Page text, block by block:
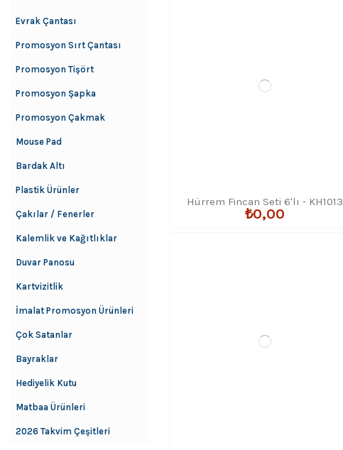
Toptan Sipariş ve Fiyat Bilgisi
Hürrem Fincan Seti 6'lı - KH1013
₺0,00
Evrak Çantası
Promosyon Sırt Çantası
Promosyon Tişört
Promosyon Şapka
Promosyon Çakmak
Mouse Pad
Bardak Altı
Plastik Ürünler
Çakılar / Fenerler
Kalemlik ve Kağıtlıklar
Duvar Panosu
Kartvizitlik
İmalat Promosyon Ürünleri
Çok Satanlar
Bayraklar
Hediyelik Kutu
Matbaa Ürünleri
2026 Takvim Çeşitleri